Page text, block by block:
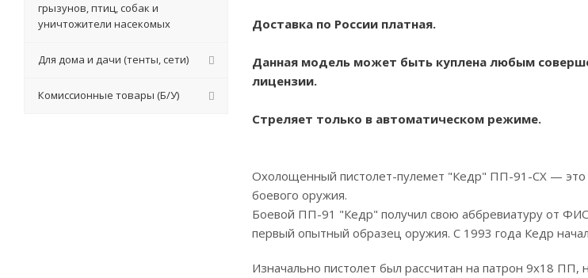
Доставка по России платная.
Данная модель может быть куплена любым
лицензии.
Стреляет только в автоматическом режиме.
Охолощенный пистолет-пулемет "Кедр" ПП-91-СХ — это
боевого оружия.
Боевой ПП-91 "Кедр" получил свою аббревиатуру от
первый опытный образец оружия. С 1993 года Кедр
Изначально пистолет был рассчитан на патрон 9х18
грызунов, птиц, собак и
уничтожители насекомых
Для дома и дачи (тенты, сети)
Комиссионные товары (Б/У)